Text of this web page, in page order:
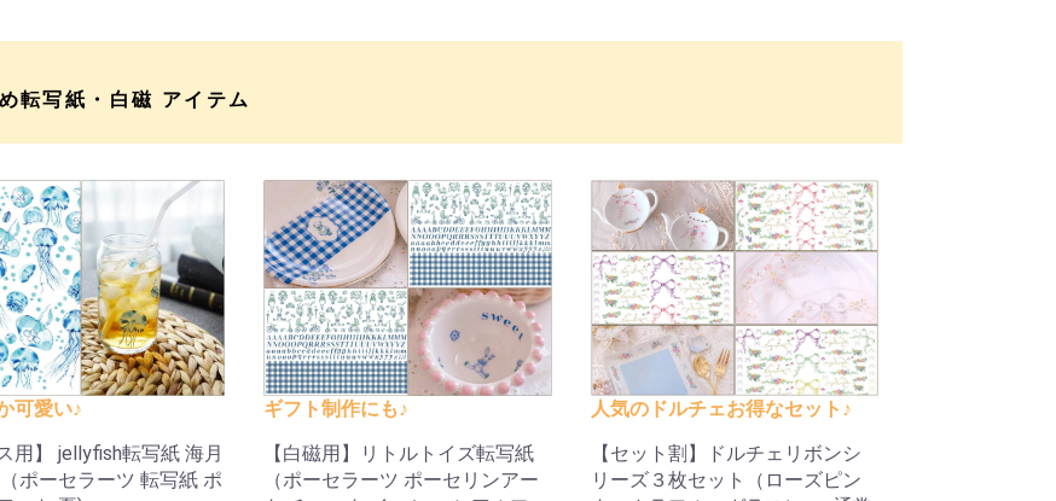
転写紙・白磁 アイテム
可愛い♪
用】 jellyfish転写紙 海月
ポーセラーツ 転写紙 ポ
ギフト制作にも♪
【白磁用】リトルトイズ転写紙
（ポーセラーツ ポーセリンアー
人気のドルチェお得なセット♪
【セット割】ドルチェリボンシ
リーズ３枚セット（ローズピン